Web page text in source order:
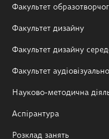
Факультет
Факультет дизайну
Факультет дизайну
Факультет
Науково-методична
Аспірантура
Розклад занять